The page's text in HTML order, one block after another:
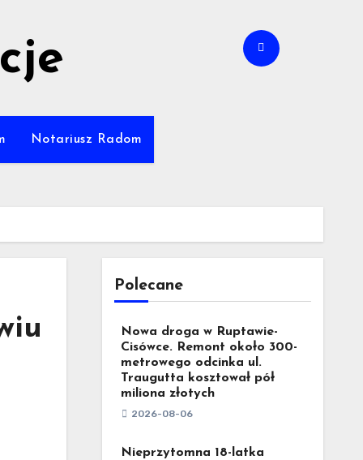
Notariusz Radom
Polecane
Nowa droga w Ruptawie-
Cisówce. Remont około 300-
metrowego odcinka ul.
Traugutta kosztował pół
miliona złotych
2026-08-06
Nieprzytomna 18-latka